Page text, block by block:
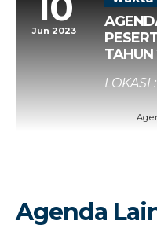
Jun 2023
LOKASI :
Agenda